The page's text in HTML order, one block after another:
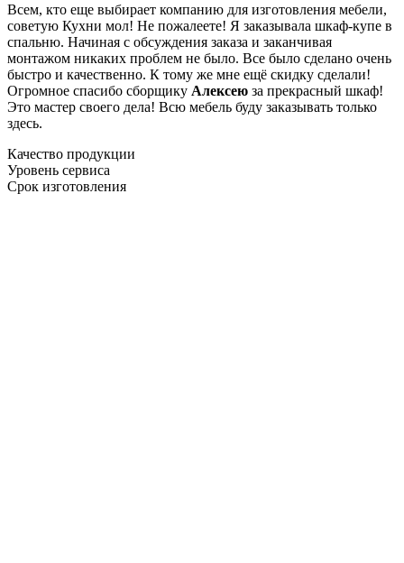
Всем, кто еще выбирает компанию для изготовления мебели,
советую Кухни мол! Не пожалеете! Я заказывала шкаф-купе в
спальню. Начиная с обсуждения заказа и заканчивая
монтажом никаких проблем не было. Все было сделано очень
быстро и качественно. К тому же мне ещё скидку сделали!
Огромное спасибо сборщику Алексею за прекрасный шкаф!
Это мастер своего дела! Всю мебель буду заказывать только
здесь.
Качество продукции
Уровень сервиса
Срок изготовления